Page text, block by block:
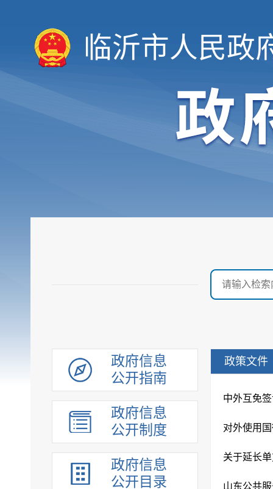
临沂市人民政
政府信息
公开指南
政府信息
公开制度
政府信息
公开目录
政策文件
中外互免
对外使用
关于延长
山东公共